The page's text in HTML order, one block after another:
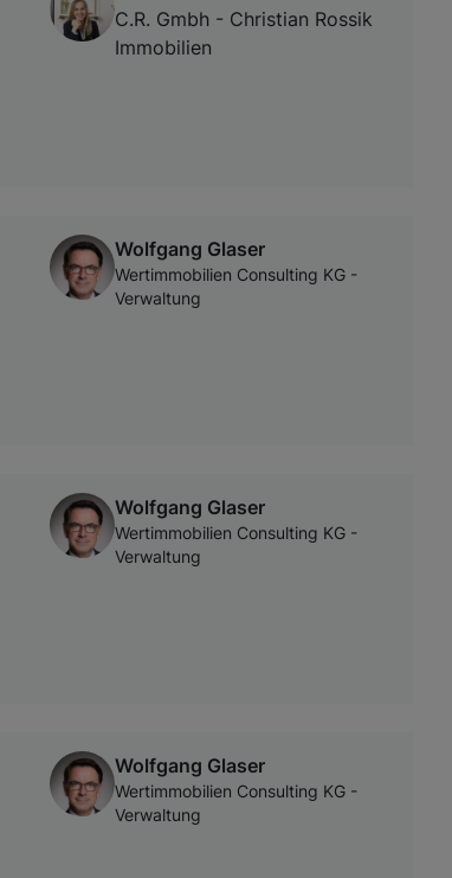
C.R. Gmbh - Christian Rossik
Immobilien
Wolfgang Glaser
Wertimmobilien Consulting KG -
Verwaltung
Wolfgang Glaser
Wertimmobilien Consulting KG -
Verwaltung
Wolfgang Glaser
Wertimmobilien Consulting KG -
Verwaltung